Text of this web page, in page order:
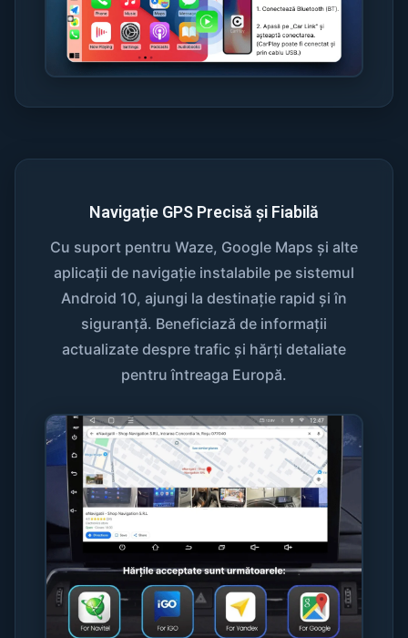
Navigație GPS Precisă și Fiabilă
Cu suport pentru Waze, Google Maps și alte
aplicații de navigație instalabile pe sistemul
Android 10, ajungi la destinație rapid și în
siguranță. Beneficiază de informații
actualizate despre trafic și hărți detaliate
pentru întreaga Europă.